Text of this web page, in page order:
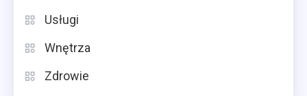
Usługi
Wnętrza
Zdrowie